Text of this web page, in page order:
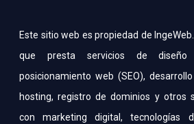
Este sitio web es propiedad de
que presta servicios de
posicionamiento web (SEO),
hosting, registro de dominios y otros
con marketing digital, tecnologías